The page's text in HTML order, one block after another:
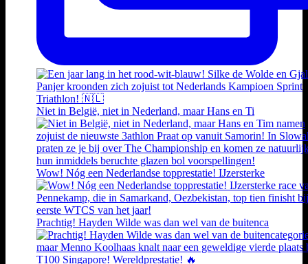
Niet in België, niet in Nederland, maar Hans en Ti
Wow! Nóg een Nederlandse topprestatie! IJzersterke
Prachtig! Hayden Wilde was dan wel van de buitenca